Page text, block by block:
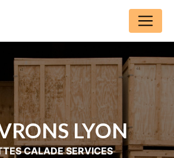
LYON
CALADE SERVICES
cookies